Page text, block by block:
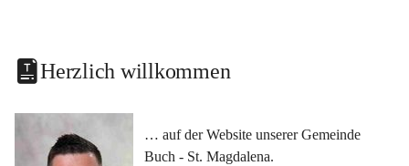
Herzlich willkommen
… auf der Website unserer Gemeinde
Buch - St. Magdalena.